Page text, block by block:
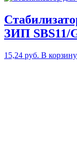
ЗИП SBS11/
15,24 руб. В корзину